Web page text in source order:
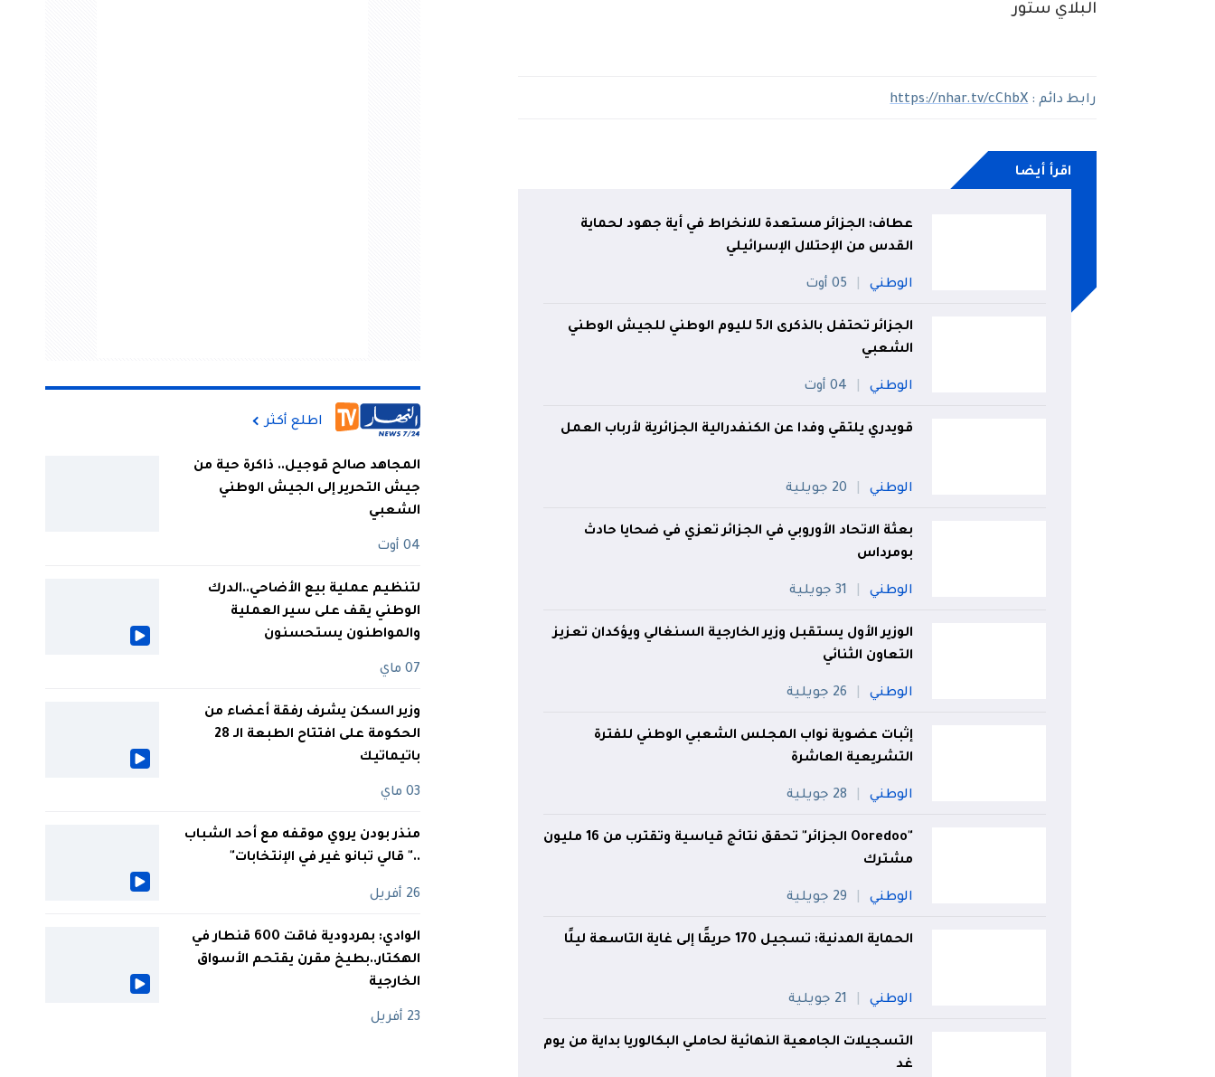
البلاي ستور
رابط دائم :https://nhar.tv/cChbX
اقرأ أيضا
عطاف: الجزائر مستعدة للانخراط في أية جهود لحماية
القدس من الإحتلال الإسرائيلي
الوطني 05 أوت
الجزائر تحتفل بالذكرى الـ5 لليوم الوطني للجيش الوطني
الشعبي
الوطني 04 أوت
قويدري يلتقي وفدا عن الكنفدرالية الجزائرية لأرباب العمل
الوطني 20 جويلية
بعثة الاتحاد الأوروبي في الجزائر تعزي في ضحايا حادث
بومرداس
الوطني 31 جويلية
الوزير الأول يستقبل وزير الخارجية السنغالي ويؤكدان تعزيز
التعاون الثنائي
الوطني 26 جويلية
إثبات عضوية نواب المجلس الشعبي الوطني للفترة
التشريعية العاشرة
الوطني 28 جويلية
"Ooredoo الجزائر" تحقق نتائج قياسية وتقترب من 16 مليون
مشترك
الوطني 29 جويلية
الحماية المدنية: تسجيل 170 حريقًا إلى غاية التاسعة ليلًا
الوطني 21 جويلية
التسجيلات الجامعية النهائية لحاملي البكالوريا بداية من يوم
غد
اطلع أكثر
المجاهد صالح قوجيل.. ذاكرة حية من
جيش التحرير إلى الجيش الوطني
الشعبي
04 أوت
لتنظيم عملية بيع الأضاحي..الدرك
الوطني يقف على سير العملية
والمواطنون يستحسنون
07 ماي
وزير السكن يشرف رفقة أعضاء من
الحكومة على افتتاح الطبعة الـ 28
باتيماتيك
03 ماي
منذر بودن يروي موقفه مع أحد الشباب
.." قالي تبانو غير في الإنتخابات"
26 أفريل
الوادي: بمردودية فاقت 600 قنطار في
الهكتار..بطيخ مقرن يقتحم الأسواق
الخارجية
23 أفريل